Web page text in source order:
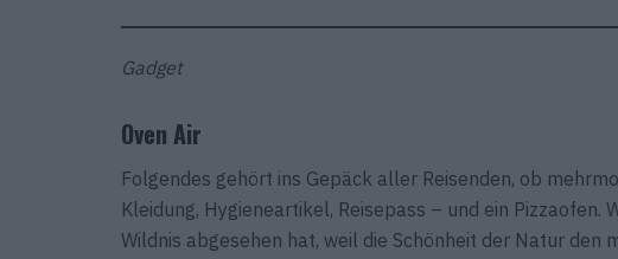
Gadget
Oven Air
Folgendes gehört ins Gepäck aller Reisenden, ob
Kleidung, Hygieneartikel, Reisepass – und ein Pizzaofen.
Wildnis abgesehen hat, weil die Schönheit der Natur den